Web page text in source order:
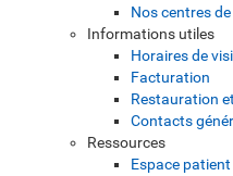
Nos centres
Informations utiles
Horaires de
Facturation
Restauration
Contacts
Ressources
Espace patient